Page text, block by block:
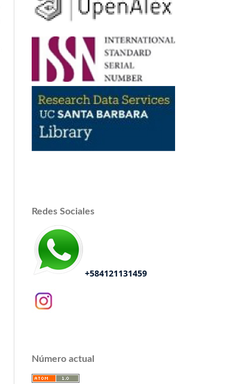
Redes Sociales
+584121131459
Número actual